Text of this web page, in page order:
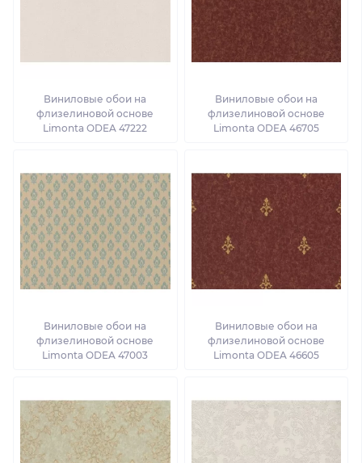
Виниловые обои на
флизелиновой основе
Limonta ODEA 47222
Виниловые обои на
флизелиновой основе
Limonta ODEA 46705
Виниловые обои на
флизелиновой основе
Limonta ODEA 47003
Виниловые обои на
флизелиновой основе
Limonta ODEA 46605